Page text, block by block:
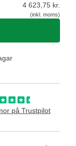
4 623,75 kr.
(inkl. moms)
på Trustpilot